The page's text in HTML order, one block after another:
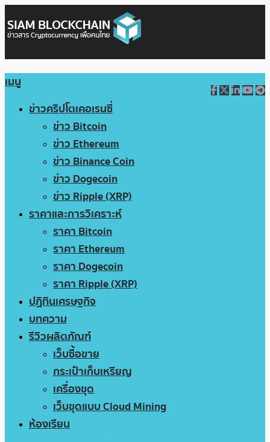
เมนู
ข่าวคริปโตเคอเรนซี่
ข่าว Bitcoin
ข่าว Ethereum
ข่าว Binance Coin
ข่าว Dogecoin
ข่าว Ripple (XRP)
ราคาและการวิเคราะห์
ราคา Bitcoin
ราคา Ethereum
ราคา Dogecoin
ราคา Ripple (XRP)
ปฏิทินเศรษฐกิจ
บทความ
รีวิวผลิตภัณฑ์
เว็บซื้อขาย
กระเป๋าเก็บเหรียญ
เครื่องขุด
เว็บขุดแบบ Cloud Mining
ห้องเรียน